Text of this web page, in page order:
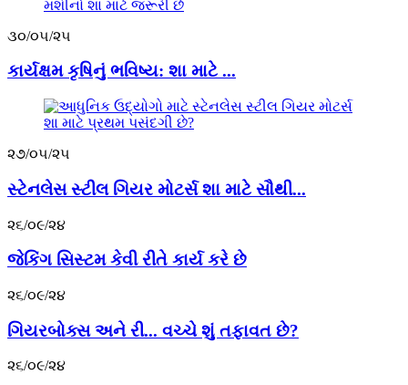
૩૦/૦૫/૨૫
કાર્યક્ષમ કૃષિનું ભવિષ્ય: શા માટે ...
૨૭/૦૫/૨૫
સ્ટેનલેસ સ્ટીલ ગિયર મોટર્સ શા માટે સૌથી...
૨૬/૦૯/૨૪
જેકિંગ સિસ્ટમ કેવી રીતે કાર્ય કરે છે
૨૬/૦૯/૨૪
ગિયરબોક્સ અને રી... વચ્ચે શું તફાવત છે?
૨૬/૦૯/૨૪